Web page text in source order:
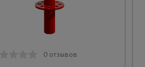
0 отзывов